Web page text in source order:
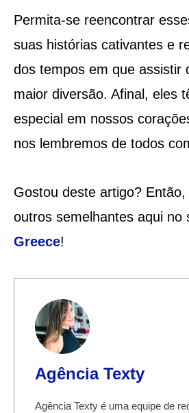
Permita-se reencontrar
suas histórias cativantes e
dos tempos em que assistir
maior diversão. Afinal, eles
especial em nossos
nos lembremos de todos
Gostou deste artigo?
outros semelhantes aqui no
Greece!
Agência Texty
Agência Texty é uma equipe de